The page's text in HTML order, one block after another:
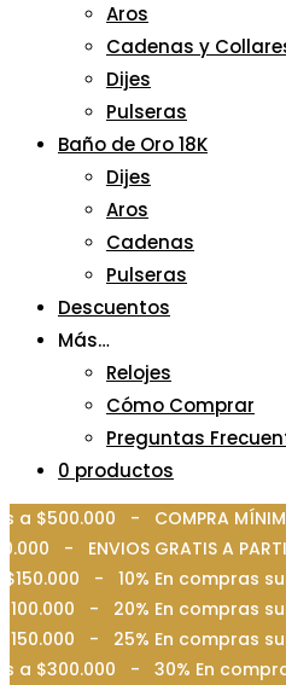
Aros
Cadenas y
Dijes
Pulseras
Baño de Oro 18K
Dijes
Aros
Cadenas
Pulseras
Descuentos
Más…
Relojes
Cómo Comprar
Preguntas
0 productos
a $500.000 - COMPRA
- ENVIOS GRATIS A
$150.000 - 10% En compras
$100.000 - 20% En compras
$150.000 - 25% En compras
a $300.000 - 30% En